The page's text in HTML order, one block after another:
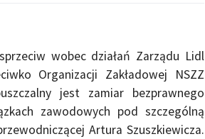
wobec działań Zarządu Lidl
Organizacji Zakładowej NSZZ
jest zamiar bezprawnego
zawodowych pod szczególną
Artura Szuszkiewicza.